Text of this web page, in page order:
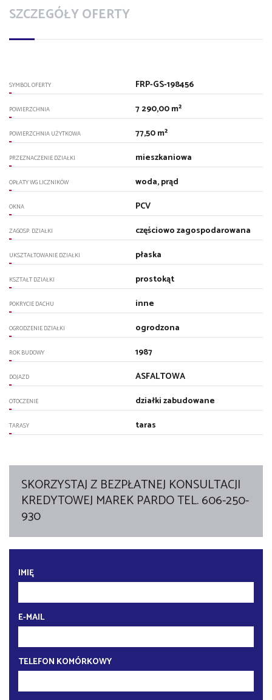
SZCZEGÓŁY OFERTY
SYMBOL OFERTY FRP-GS-198456
POWIERZCHNIA 7 290,00 m²
POWIERZCHNIA UŻYTKOWA 77,50 m²
PRZEZNACZENIE DZIAŁKI mieszkaniowa
OPŁATY WG LICZNIKÓW woda, prąd
OKNA PCV
ZAGOSP. DZIAŁKI częściowo zagospodarowana
UKSZTAŁTOWANIE DZIAŁKI płaska
KSZTAŁT DZIAŁKI prostokąt
POKRYCIE DACHU inne
OGRODZENIE DZIAŁKI ogrodzona
ROK BUDOWY 1987
DOJAZD ASFALTOWA
OTOCZENIE działki zabudowane
TARASY taras
SKORZYSTAJ Z BEZPŁATNEJ KONSULTACJI
KREDYTOWEJ MAREK PARDO TEL. 606-250-
930
IMIĘ
E-MAIL
TELEFON KOMÓRKOWY